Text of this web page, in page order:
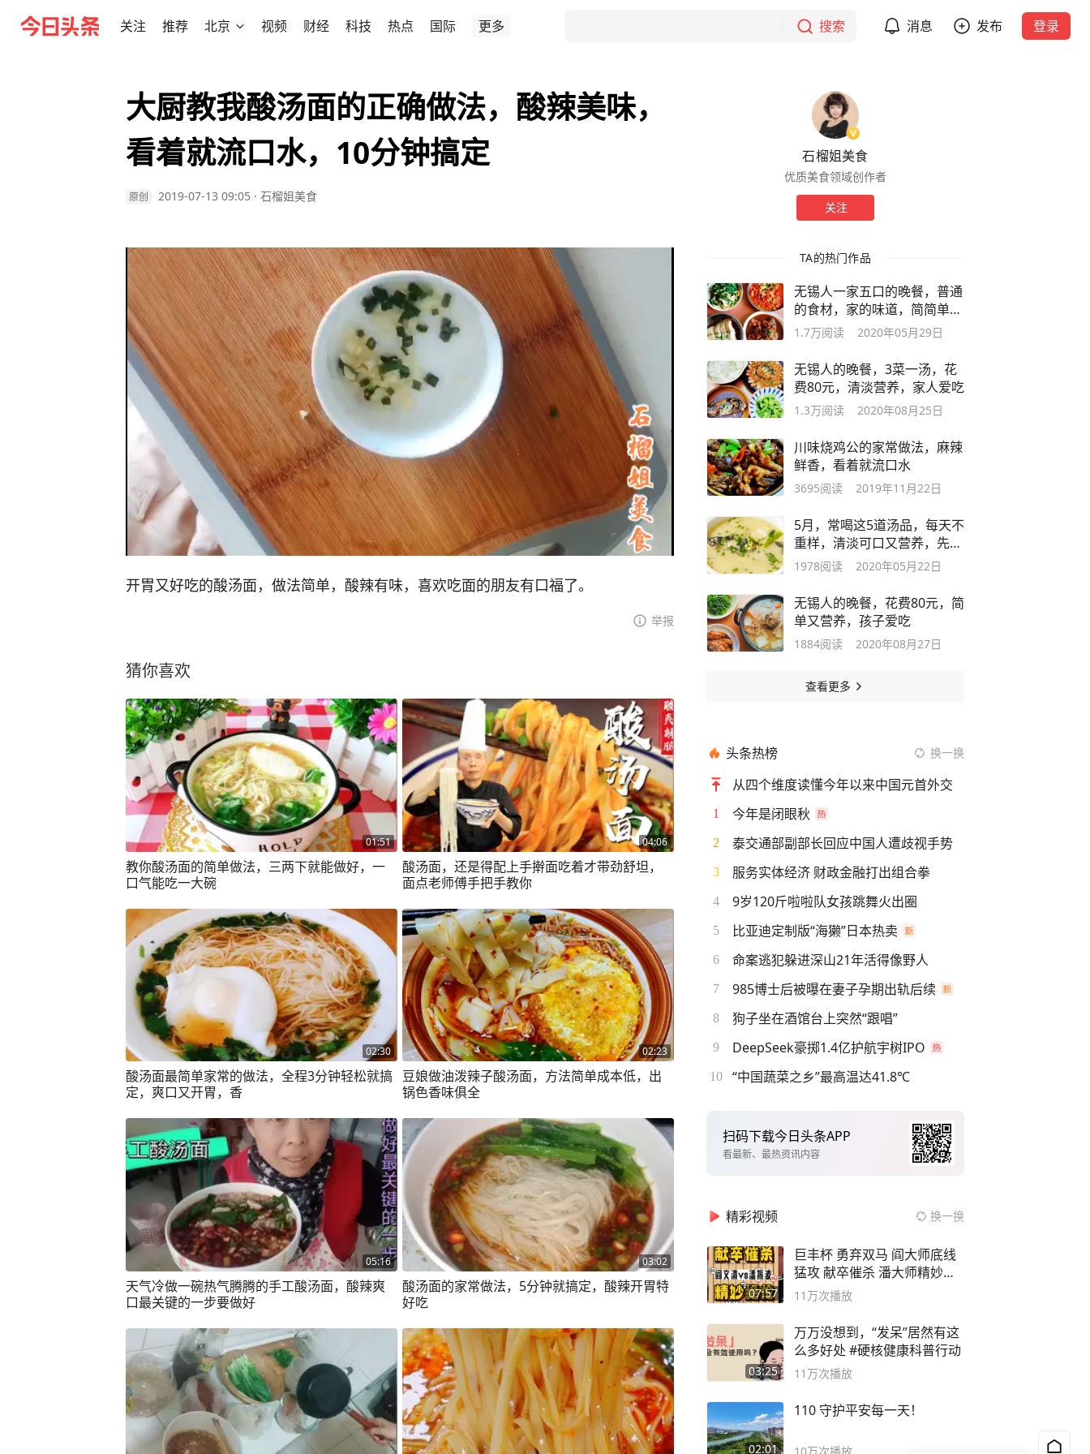
关注 推荐 北京 视频 财经 科技 热点 国际 更多 搜索 消息 发布 登录
大厨教我酸汤面的正确做法，酸辣美味，
看着就流口水，10分钟搞定
原创 2019-07-13 09:05 · 石榴姐美食
开胃又好吃的酸汤面，做法简单，酸辣有味，喜欢吃面的朋友有口福了。
举报
猜你喜欢
01:51
教你酸汤面的简单做法，三两下就能做好，一
口气能吃一大碗
04:06
酸汤面，还是得配上手擀面吃着才带劲舒坦，
面点老师傅手把手教你
02:30
酸汤面最简单家常的做法，全程3分钟轻松就搞
定，爽口又开胃，香
02:23
豆娘做油泼辣子酸汤面，方法简单成本低，出
锅色香味俱全
05:16
天气冷做一碗热气腾腾的手工酸汤面，酸辣爽
口最关键的一步要做好
03:02
酸汤面的家常做法，5分钟就搞定，酸辣开胃特
好吃
石榴姐美食
优质美食领域创作者
关注
TA的热门作品
无锡人一家五口的晚餐，普通
的食材，家的味道，简简单单
的幸福
1.7万阅读 2020年05月29日
无锡人的晚餐，3菜一汤，花
费80元，清淡营养，家人爱吃
1.3万阅读 2020年08月25日
川味烧鸡公的家常做法，麻辣
鲜香，看着就流口水
3695阅读 2019年11月22日
5月，常喝这5道汤品，每天不
重样，清淡可口又营养，先收
藏
1978阅读 2020年05月22日
无锡人的晚餐，花费80元，简
单又营养，孩子爱吃
1884阅读 2020年08月27日
查看更多
头条热榜 换一换
从四个维度读懂今年以来中国元首外交
1 今年是闭眼秋
2 泰交通部副部长回应中国人遭歧视手势
3 服务实体经济 财政金融打出组合拳
4 9岁120斤啦啦队女孩跳舞火出圈
5 比亚迪定制版“海獭”日本热卖
6 命案逃犯躲进深山21年活得像野人
7 985博士后被曝在妻子孕期出轨后续
8 狗子坐在酒馆台上突然“跟唱”
9 DeepSeek豪掷1.4亿护航宇树IPO
10 “中国蔬菜之乡”最高温达41.8℃
扫码下载今日头条APP
看最新、最热资讯内容
精彩视频 换一换
07:57
巨丰杯 勇弃双马 阎大师底线
猛攻 献卒催杀 潘大师精妙入
局
11万次播放
03:25
万万没想到，“发呆”居然有这
么多好处 #硬核健康科普行动
11万次播放
02:01
110 守护平安每一天！